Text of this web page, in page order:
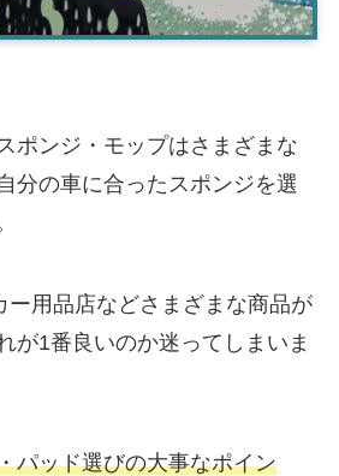
ポンジ・モップはさまざまな
分の車に合ったスポンジを選
ー用品店などさまざまな商品が
が1番良いのか迷ってしまいま
パッド選びの大事なポイン